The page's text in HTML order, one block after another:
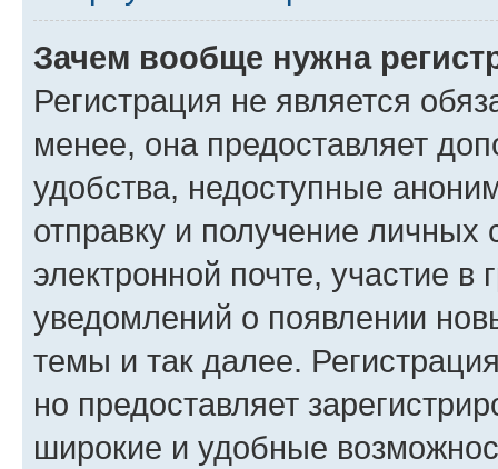
Зачем вообще нужна
Регистрация не является
менее, она предоставляет
удобства, недоступные
отправку и получение
электронной почте, участие в
уведомлений о появлении
темы и так далее.
но предоставляет
широкие и удобные